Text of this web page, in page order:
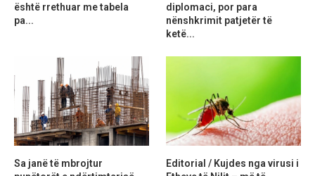
është rrethuar me tabela
pa...
diplomaci, por para
nënshkrimit patjetër të
ketë...
Sa janë të mbrojtur
Editorial / Kujdes nga virusi i